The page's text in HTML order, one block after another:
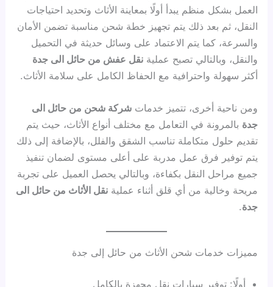
العمل بشكل منظم يبدأ أولًا بمعاينة الأثاث وتحديد احتياجات
النقل، ثم بعد ذلك يتم تجهيز خطة شحن مناسبة تضمن الأمان
والسرعة، كما يتم الاعتماد على وسائل حديثة في التحميل
والنقل، وبالتالي تصبح عمليةنقل عفش من حائل الى جدة
أكثر سهولة واحترافية مع الحفاظ الكامل على سلامة الأثاث.
ومن ناحية أخرى، تتميز خدماتشركة شحن من حائل الى
جدة بالمرونة في التعامل مع مختلف أنواع الأثاث، حيث يتم
تقديم حلول متكاملة تناسب الشقق والفلل، بالإضافة إلى ذلك
يتم توفير فرق عمل مدربة على أعلى مستوى لضمان تنفيذ
جميع مراحل النقل بكفاءة، وبالتالي يحصل العميل على تجربة
مريحة وخالية من أي قلق أثناء عمليةنقل الأثاث من حائل الى
جدة.
مميزات خدمات شحن الأثاث من حائل إلى جدة
أولًا: توفير سيارات نقل مجهزة بالكامل